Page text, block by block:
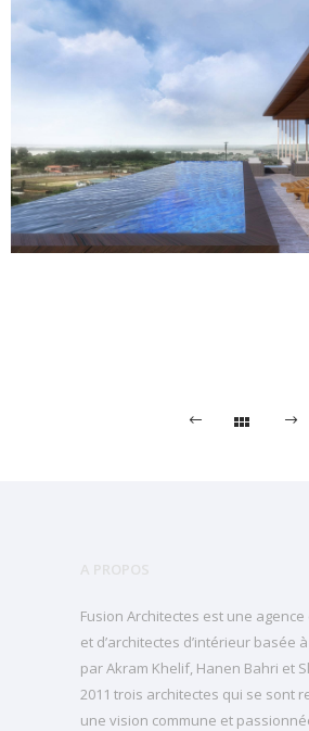
A PROPOS
Fusion Architectes est une agence
et d’architectes d’intérieur basée
par Akram Khelif, Hanen Bahri et
2011 trois architectes qui se sont
une vision commune et